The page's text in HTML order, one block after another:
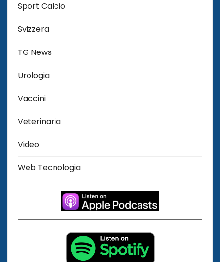
Sport Calcio
Svizzera
TG News
Urologia
Vaccini
Veterinaria
Video
Web Tecnologia